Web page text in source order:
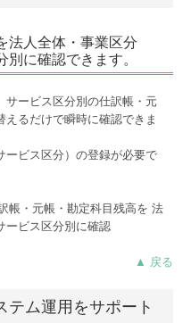
法人全体・事業区分
に確認できます。
サービス区分別の仕訳帳・元
るだけで瞬時に確認できま
ビス区分）の登録が必要で
▲ 戻る
テム運用をサポート